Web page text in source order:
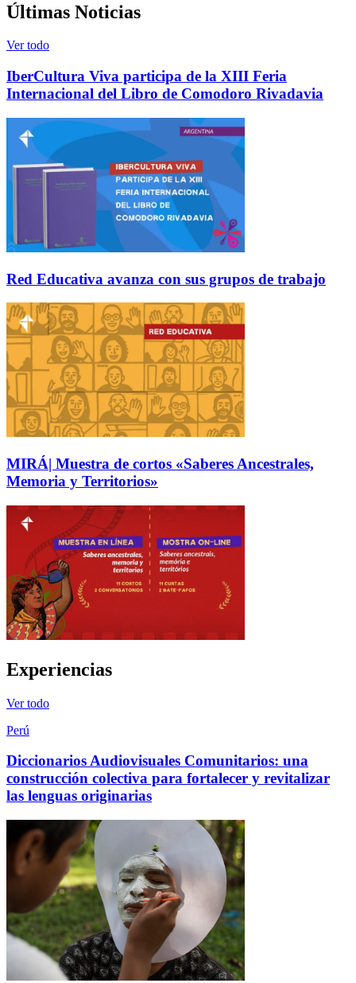
Últimas Noticias
Ver todo
IberCultura Viva participa de la XIII Feria
Internacional del Libro de Comodoro Rivadavia
Red Educativa avanza con sus grupos de trabajo
MIRÁ| Muestra de cortos «Saberes Ancestrales,
Memoria y Territorios»
Experiencias
Ver todo
Perú
Diccionarios Audiovisuales Comunitarios: una
construcción colectiva para fortalecer y revitalizar
las lenguas originarias